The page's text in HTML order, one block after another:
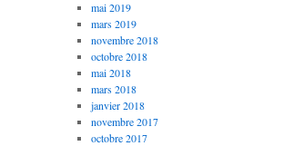
mai 2019
mars 2019
novembre 2018
octobre 2018
mai 2018
mars 2018
janvier 2018
novembre 2017
octobre 2017